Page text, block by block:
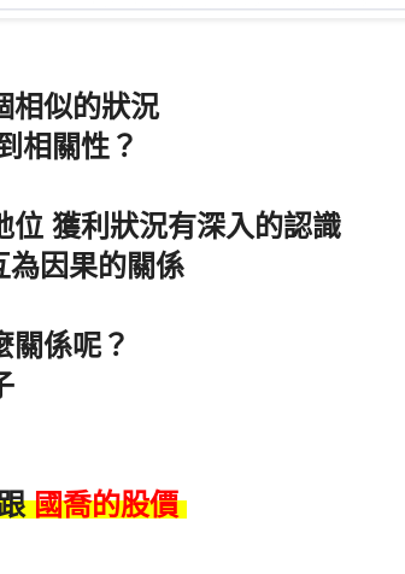
相似的狀況
相關性？
位 獲利狀況有深入的認識
為因果的關係
關係呢？
國喬的股價